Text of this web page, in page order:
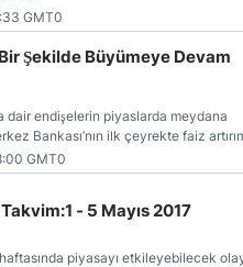
GMT0
Şekilde Büyümeye Devam
dair endişelerin piyaslarda meydana
Bankası’nın ilk çeyrekte faiz
tanesi olmuştur.
GMT0
- 5 Mayıs 2017